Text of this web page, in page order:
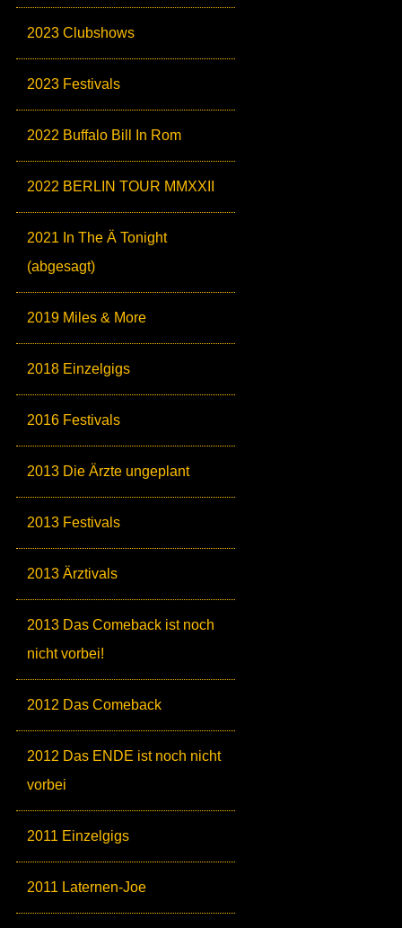
2023 Clubshows
2023 Festivals
2022 Buffalo Bill In Rom
2022 BERLIN TOUR MMXXII
2021 In The Ä Tonight
(abgesagt)
2019 Miles & More
2018 Einzelgigs
2016 Festivals
2013 Die Ärzte ungeplant
2013 Festivals
2013 Ärztivals
2013 Das Comeback ist noch
nicht vorbei!
2012 Das Comeback
2012 Das ENDE ist noch nicht
vorbei
2011 Einzelgigs
2011 Laternen-Joe